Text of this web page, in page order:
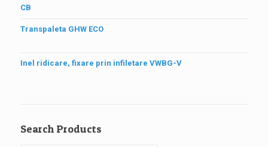
CB
Transpaleta GHW ECO
Inel ridicare, fixare prin infiletare VWBG-V
Search Products